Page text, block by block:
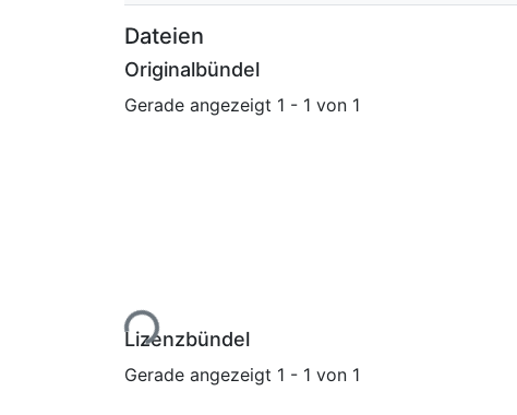
Dateien
Originalbündel
Gerade angezeigt 1 - 1 von 1
Lade...
Lizenzbündel
Gerade angezeigt 1 - 1 von 1